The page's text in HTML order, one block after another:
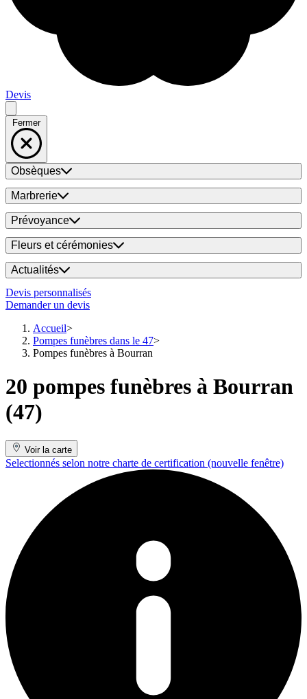
Devis
Fermer
Obsèques
Marbrerie
Prévoyance
Fleurs et cérémonies
Actualités
Devis personnalisés
Demander un devis
Accueil
Pompes funèbres dans le 47
Pompes funèbres à Bourran
20 pompes funèbres à Bourran
(47)
Voir la carte
Selectionnés selon notre charte de certification (nouvelle fenêtre)